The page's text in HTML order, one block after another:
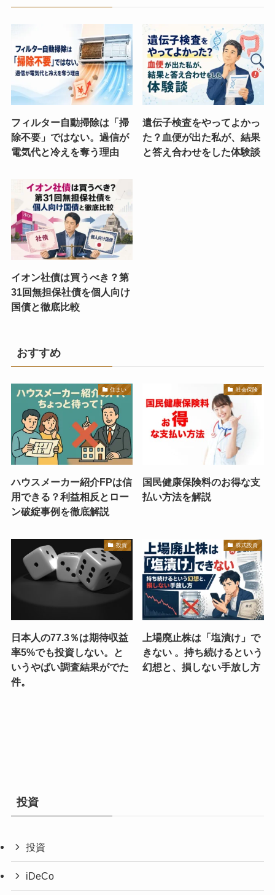
フィルター自動掃除は「掃
除不要」ではない。過信が
電気代と冷えを奪う理由
遺伝子検査をやってよかっ
た？血便が出た私が、結果
と答え合わせをした体験談
イオン社債は買うべき？第
31回無担保社債を個人向け
国債と徹底比較
おすすめ
住まい
ハウスメーカー紹介FPは信
用できる？利益相反とロー
ン破綻事例を徹底解説
社会保険
国民健康保険料のお得な支
払い方法を解説
投資
日本人の77.3％は期待収益
率5%でも投資しない。と
いうやばい調査結果がでた
件。
株式投資
上場廃止株は「塩漬け」で
きない 。持ち続けるという
幻想と、損しない手放し方
投資
投資
iDeCo